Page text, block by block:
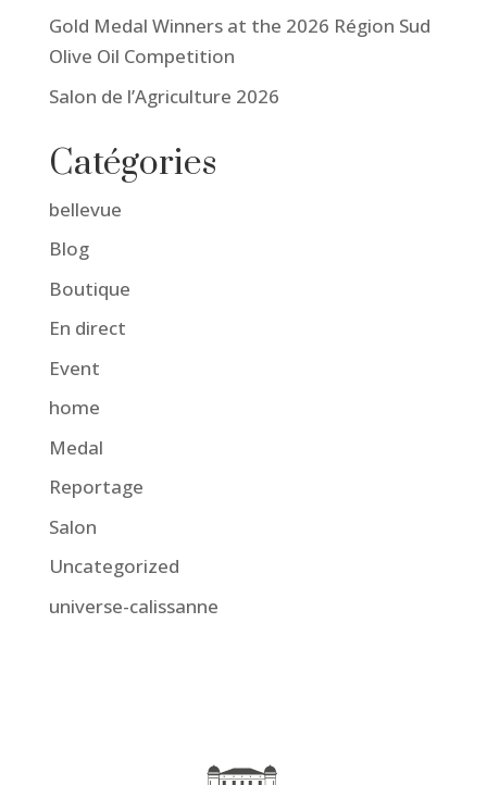
Gold Medal Winners at the 2026 Région Sud
Olive Oil Competition
Salon de l’Agriculture 2026
Catégories
bellevue
Blog
Boutique
En direct
Event
home
Medal
Reportage
Salon
Uncategorized
universe-calissanne